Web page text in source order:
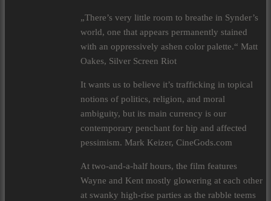
„There’s very little room to breathe in Synder’s
world, one that appears permanently stained
with an oppressively ashen color palette.“ Matt
Oakes, Silver Screen Riot
It wants us to believe it’s trafficking in topical
notions of politics, religion, and moral
ambiguity, but its main currency is our
contemporary penchant for hip and affected
pessimism. Mark Keizer, CineGods.com
At two-and-a-half hours, the film features
Wayne and Kent mostly glowering at each other
at swanky high-rise parties as the rabble teems